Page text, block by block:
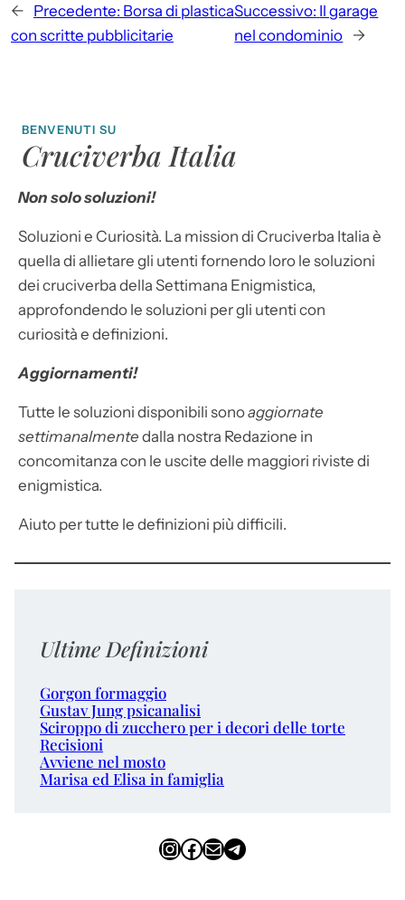
← Precedente: Borsa di plastica
con scritte pubblicitarie
Successivo: Il garage
nel condominio →
BENVENUTI SU
Cruciverba Italia
Non solo soluzioni!
Soluzioni e Curiosità. La mission di Cruciverba Italia è
quella di allietare gli utenti fornendo loro le soluzioni
dei cruciverba della Settimana Enigmistica,
approfondendo le soluzioni per gli utenti con
curiosità e definizioni.
Aggiornamenti!
Tutte le soluzioni disponibili sonoaggiornate
settimanalmente dalla nostra Redazione in
concomitanza con le uscite delle maggiori riviste di
enigmistica.
Aiuto per tutte le definizioni più difficili.
Ultime Definizioni
Gorgon formaggio
Gustav Jung psicanalisi
Sciroppo di zucchero per i decori delle torte
Recisioni
Avviene nel mosto
Marisa ed Elisa in famiglia
InstagramFacebook Email Telegram